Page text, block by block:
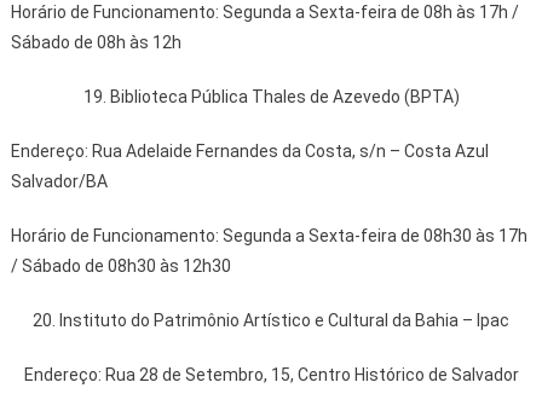
Horário de Funcionamento: Segunda a Sexta-feira de 08h às 17h /
Sábado de 08h às 12h
19. Biblioteca Pública Thales de Azevedo (BPTA)
Endereço: Rua Adelaide Fernandes da Costa, s/n – Costa Azul
Salvador/BA
Horário de Funcionamento: Segunda a Sexta-feira de 08h30 às 17h
/ Sábado de 08h30 às 12h30
20. Instituto do Patrimônio Artístico e Cultural da Bahia – Ipac
Endereço: Rua 28 de Setembro, 15, Centro Histórico de Salvador